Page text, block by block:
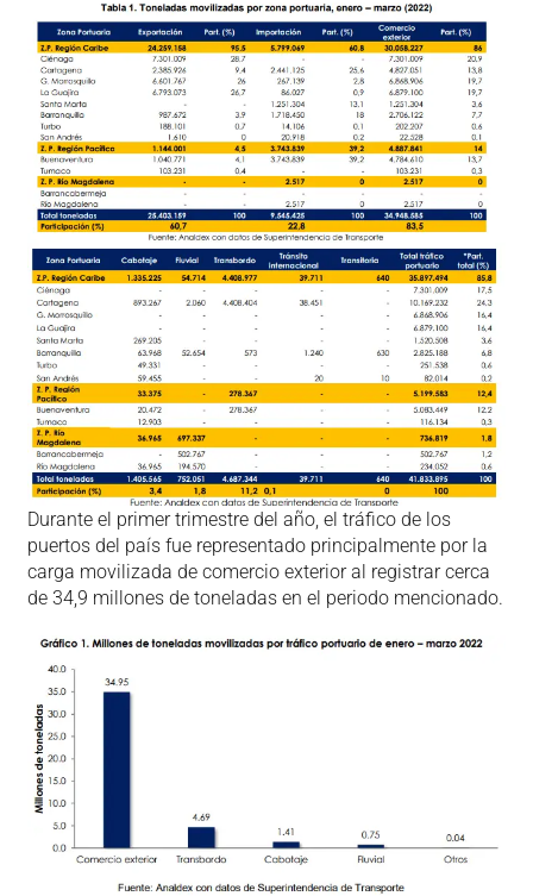
Durante el primer trimestre del año, el tráfico de los
puertos del país fue representado principalmente por la
carga movilizada de comercio exterior al registrar cerca
de 34,9 millones de toneladas en el periodo mencionado.